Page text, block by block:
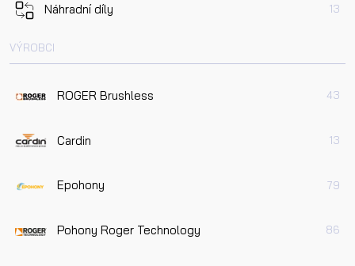
Náhradní díly 13
VÝROBCI
ROGER Brushless 43
Cardin 13
Epohony 79
Pohony Roger Technology 86